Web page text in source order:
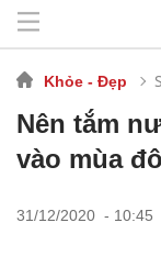
Khỏe - Đẹp
Nên tắm
vào mùa
31/12/2020 - 10:45